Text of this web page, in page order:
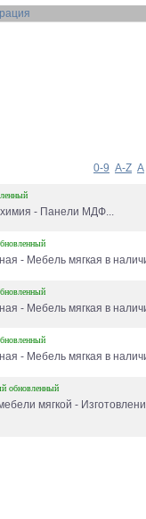
0-9 A-Z А
- Панели МДФ...
- Мебель мягкая в
- Мебель мягкая в
- Мебель мягкая в
обновленный
мягкой -